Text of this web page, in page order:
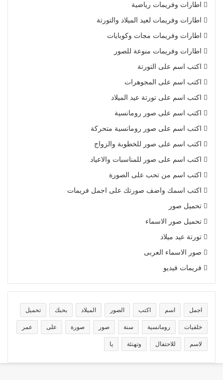
اطارات وفريمات رياضية
اطارات وفريمات لعيد الميلاد والتورتة
اطارات وفريمات مجات وكوبايات
اطارات وفريمات منوعة للصور
اكتب اسم على التورتة
اكتب اسم على المجوهرات
اكتب اسم على تورتة عيد الميلاد
اكتب اسم على صور رومانسية
اكتب اسم على صور رومانسية متحركة
اكتب اسم على صور للخطوبة والزواج
اكتب اسم على صور للمناسبات والاعياد
اكتب اسم من تحب على الصورة
اكتب اسمك واضف صورتك على اجمل فريمات
تحميل صور
تحميل صور الاسماء
تورتة عيد ميلاد
صور الاسماء العربى
فريمات فيديو
اجمل اسم اكتب الصور الميلاد بحبك تحميل
خلفيات رومانسية سنة صور صورة على عمر
لاسم للاحتفال وتهنئة يا